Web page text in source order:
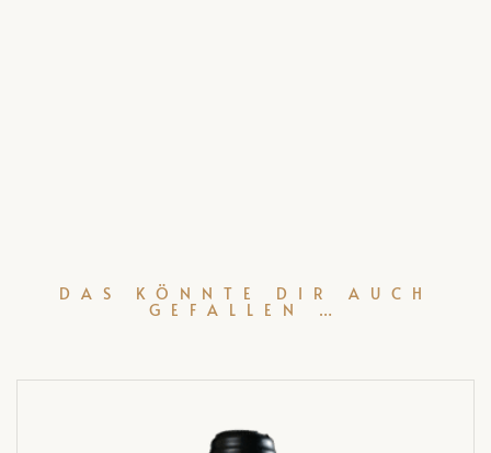
DAS KÖNNTE DIR AUCH
GEFALLEN …